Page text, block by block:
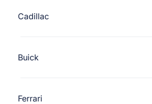
Cadillac
Buick
Ferrari